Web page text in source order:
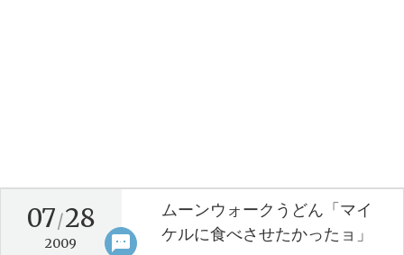
sms
07/28
2009
ムーンウォークうどん「マイ
ケルに食べさせたかったョ」
keyboard_arrow_right